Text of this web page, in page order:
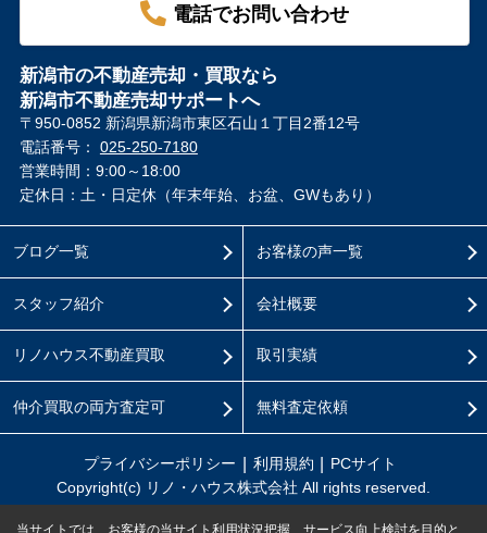
電話でお問い合わせ
新潟市の不動産売却・買取なら
新潟市不動産売却サポートへ
〒950-0852 新潟県新潟市東区石山１丁目2番12号
電話番号： 025-250-7180
営業時間：9:00～18:00
定休日：土・日定休（年末年始、お盆、GWもあり）
ブログ一覧
スタッフ紹介
リノハウス不動産買取
仲介買取の両方査定可
お客様の声一覧
会社概要
取引実績
無料査定依頼
プライバシーポリシー 利用規約
PCサイト
Copyright(c) リノ・ハウス株式会社 All rights reserved.
当サイトでは、お客様の当サイト利用状況把握、サービス向上検討を目的と